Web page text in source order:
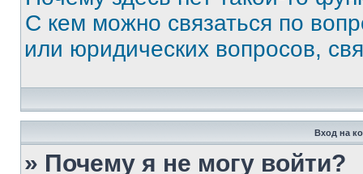
С кем можно связаться по
или юридических вопросов,
Вход на
» Почему я не могу войти?